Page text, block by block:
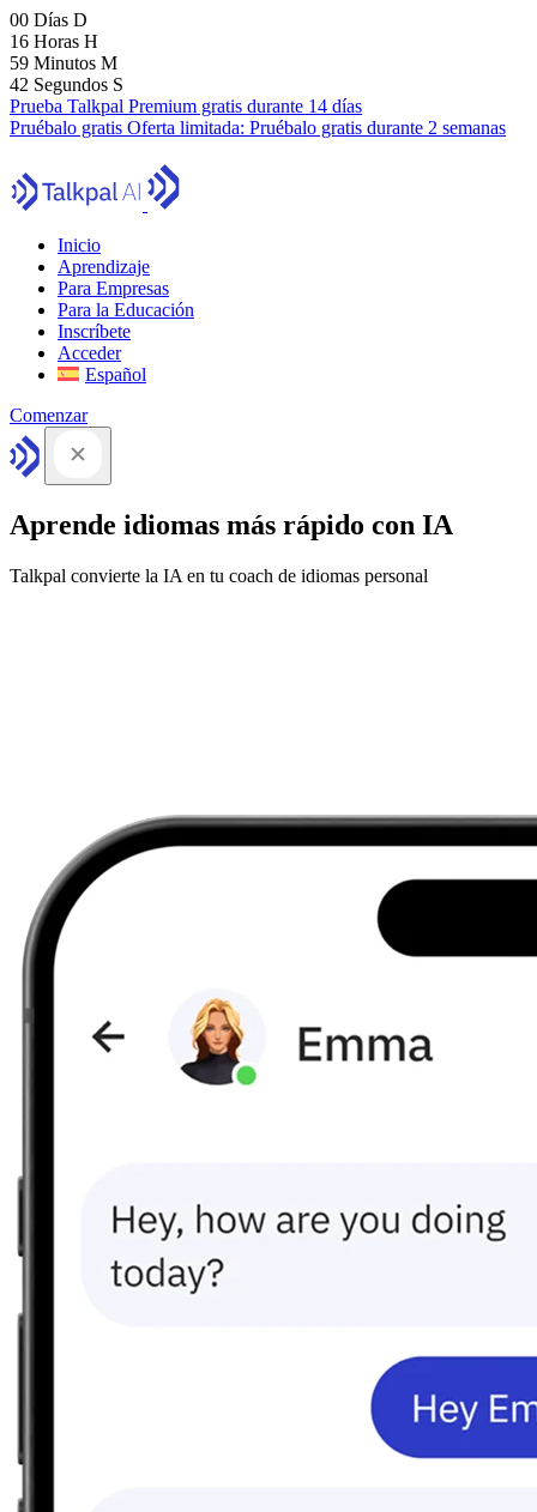
00 Días D
16 Horas H
59 Minutos M
41 Segundos S
Prueba Talkpal Premium gratis durante 14 días
Pruébalo gratis Oferta limitada: Pruébalo gratis durante 2 semanas
Inicio
Aprendizaje
Para Empresas
Para la Educación
Inscríbete
Acceder
Español
Comenzar
Aprende idiomas más rápido con IA
Talkpal convierte la IA en tu coach de idiomas personal